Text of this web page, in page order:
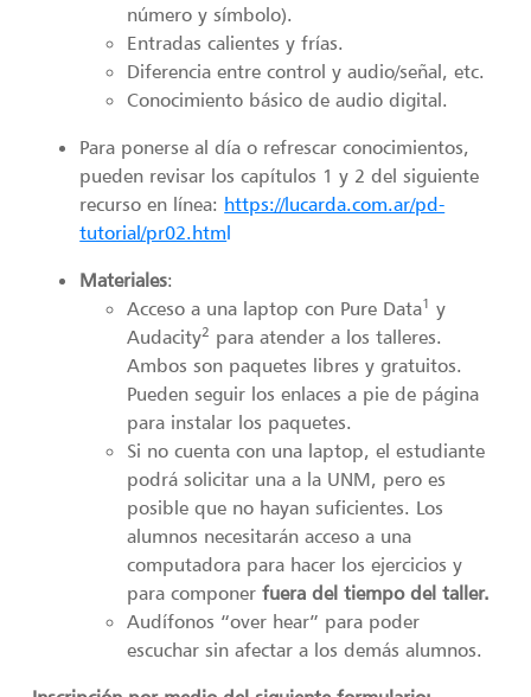
número y símbolo).
Entradas calientes y frías.
Diferencia entre control y audio/señal, etc.
Conocimiento básico de audio digital.
Para ponerse al día o refrescar conocimientos,
pueden revisar los capítulos 1 y 2 del siguiente
recurso en línea: https://lucarda.com.ar/pd-
tutorial/pr02.html
Materiales:
Acceso a una laptop con Pure Data1 y
Audacity2 para atender a los talleres.
Ambos son paquetes libres y gratuitos.
Pueden seguir los enlaces a pie de página
para instalar los paquetes.
Si no cuenta con una laptop, el estudiante
podrá solicitar una a la UNM, pero es
posible que no hayan suficientes. Los
alumnos necesitarán acceso a una
computadora para hacer los ejercicios y
para componerfuera del tiempo del taller.
Audífonos “over hear” para poder
escuchar sin afectar a los demás alumnos.